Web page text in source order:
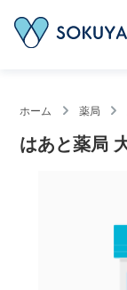
ホーム 薬局
はあと薬局